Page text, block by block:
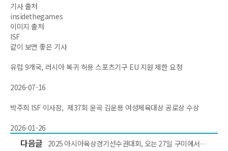
기사 출처
insidethegames
이미지 출처
ISF
같이 보면 좋은 기사
유럽 9개국, 러시아 복귀 허용 스포츠기구 EU 지원 제한 요청
2026-07-16
박주희 ISF 이사장, 제37회 윤곡 김운용 여성체육대상 공로상 수상
2026-01-26
다음글 2025 아시아육상경기선수권대회, 오는 27일 구미에서